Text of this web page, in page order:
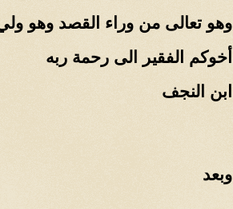
وهو تعالى من وراء القصد وهو
أخوكم الفقير الى رحمة ربه
ابن النجف
وبعد